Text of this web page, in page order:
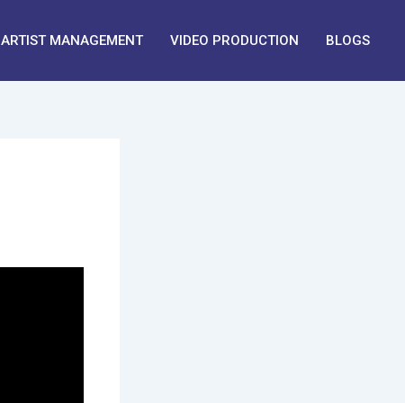
ARTIST MANAGEMENT VIDEO PRODUCTION BLOGS